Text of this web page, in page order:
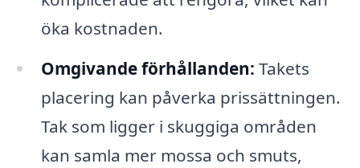
öka kostnaden.
Omgivande förhållanden: Takets
placering kan påverka prissättningen.
Tak som ligger i skuggiga områden
kan samla mer mossa och smuts,